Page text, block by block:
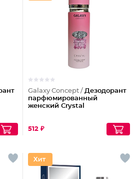
Galaxy Concept / Дезодорант
парфюмированный
женский Crystal
512 ₽